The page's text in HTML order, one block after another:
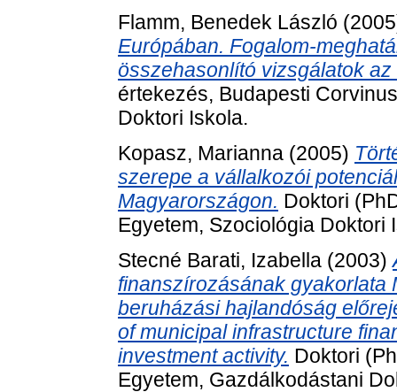
Flamm, Benedek László
Európában. Fogalom-
összehasonlító vizsgálatok
értekezés, Budapesti
Doktori Iskola.
Kopasz, Marianna (2005)
szerepe a vállalkozói
Magyarországon. Doktori
Egyetem, Szociológia Doktori
Stecné Barati, Izabella (2003)
finanszírozásának gyakorlata
beruházási hajlandóság
of municipal infrastructure
investment activity. Doktori
Egyetem, Gazdálkodástani